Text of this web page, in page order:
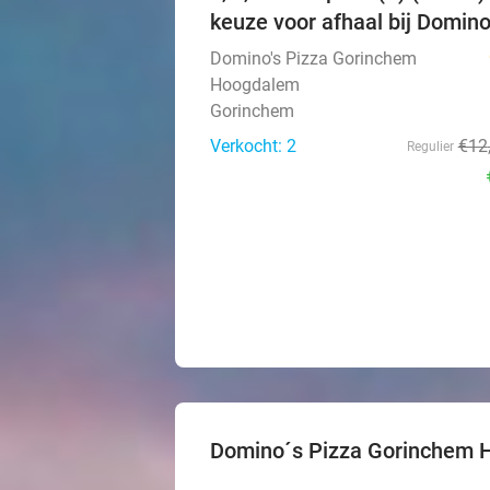
keuze voor afhaal bij
Domino's Pizza Gorinchem
Hoogdalem
Gorinchem
Verkocht: 2
Regulier €12
Domino´s Pizza Gorinchem